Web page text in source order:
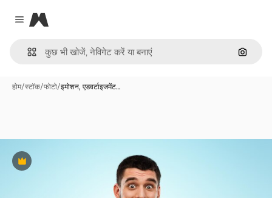
Close menu
Magnific
इमेज से
होम/स्टॉक/फोटो/इमोशन, एडवर्टाइजमेंट…
Premium